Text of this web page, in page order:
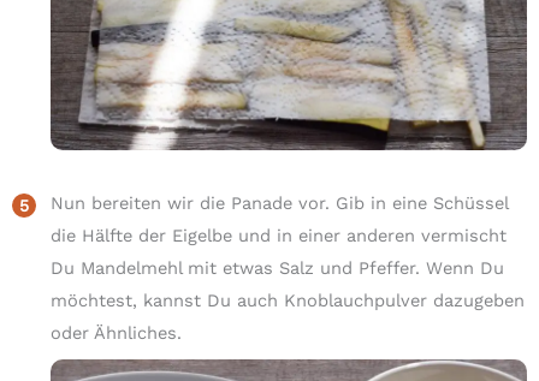
Nun bereiten wir die Panade vor. Gib in eine Schüssel
die Hälfte der Eigelbe und in einer anderen vermischt
Du Mandelmehl mit etwas Salz und Pfeffer. Wenn Du
möchtest, kannst Du auch Knoblauchpulver dazugeben
oder Ähnliches.